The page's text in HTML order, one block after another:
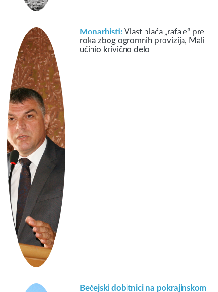
Monarhisti:Vlast plaća „rafale“ pre
roka zbog ogromnih provizija, Mali
učinio krivično delo
Bečejski dobitnici na pokrajinskom